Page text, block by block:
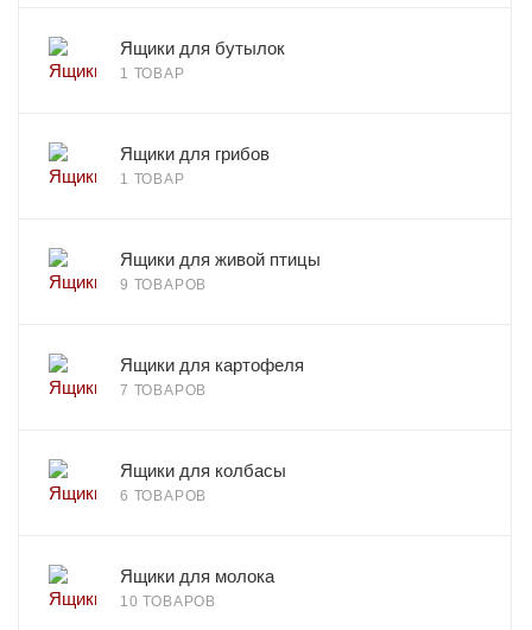
Ящики для бутылок
1 ТОВАР
Ящики для грибов
1 ТОВАР
Ящики для живой птицы
9 ТОВАРОВ
Ящики для картофеля
7 ТОВАРОВ
Ящики для колбасы
6 ТОВАРОВ
Ящики для молока
10 ТОВАРОВ